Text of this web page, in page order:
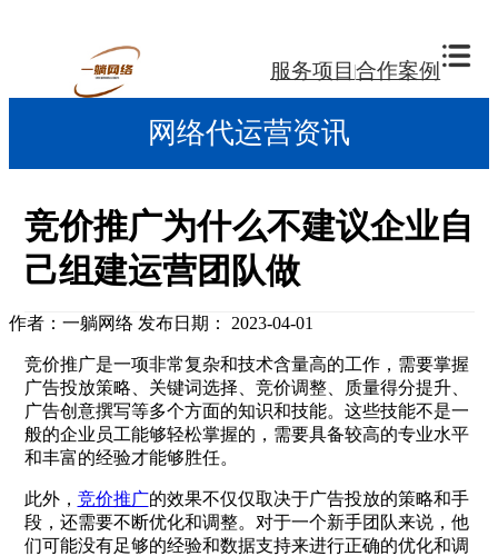
服务项目 合作案例
网络代运营资讯
竞价推广为什么不建议企业自
己组建运营团队做
作者：一躺网络 发布日期： 2023-04-01
竞价推广是一项非常复杂和技术含量高的工作，需要掌握
广告投放策略、关键词选择、竞价调整、质量得分提升、
广告创意撰写等多个方面的知识和技能。这些技能不是一
般的企业员工能够轻松掌握的，需要具备较高的专业水平
和丰富的经验才能够胜任。
此外， 竞价推广的效果不仅仅取决于广告投放的策略和手
段，还需要不断优化和调整。对于一个新手团队来说，他
们可能没有足够的经验和数据支持来进行正确的优化和调